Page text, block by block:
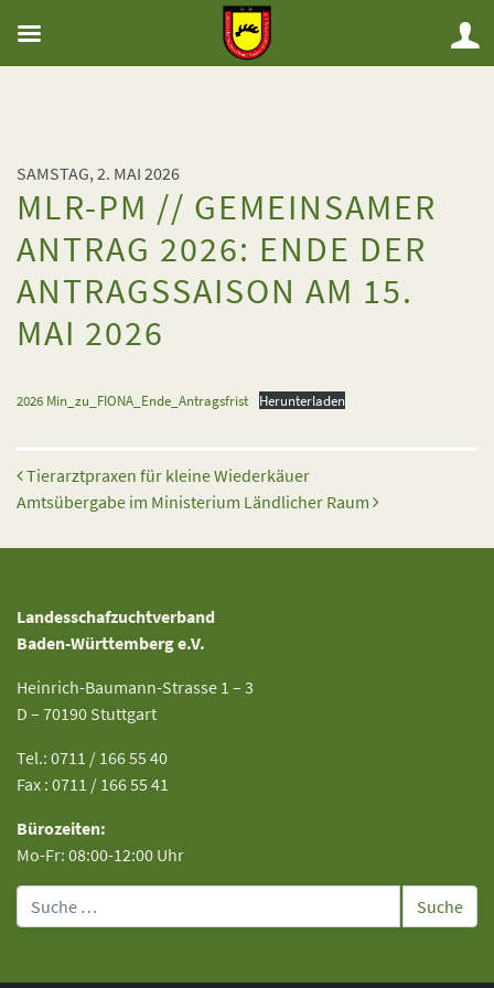
SAMSTAG, 2. MAI 2026
MLR-PM // GEMEINSAMER
ANTRAG 2026: ENDE DER
ANTRAGSSAISON AM 15.
MAI 2026
2026 Min_zu_FIONA_Ende_Antragsfrist Herunterladen
Beitrags-Navigation
Tierarztpraxen für kleine Wiederkäuer
Amtsübergabe im Ministerium Ländlicher Raum
Landesschafzuchtverband
Baden-Württemberg e.V.
Heinrich-Baumann-Strasse 1 – 3
D – 70190 Stuttgart
Tel.: 0711 / 166 55 40
Fax : 0711 / 166 55 41
Bürozeiten:
Mo-Fr: 08:00-12:00 Uhr
Suche